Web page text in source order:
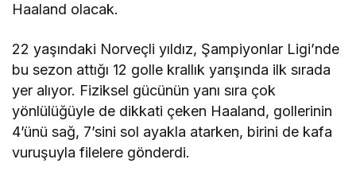
Haaland olacak.
22 yaşındaki Norveçli yıldız, Şampiyonlar Ligi’nde
bu sezon attığı 12 golle krallık yarışında ilk sırada
yer alıyor. Fiziksel gücünün yanı sıra çok
yönlülüğüyle de dikkati çeken Haaland, gollerinin
4’ünü sağ, 7’sini sol ayakla atarken, birini de kafa
vuruşuyla filelere gönderdi.